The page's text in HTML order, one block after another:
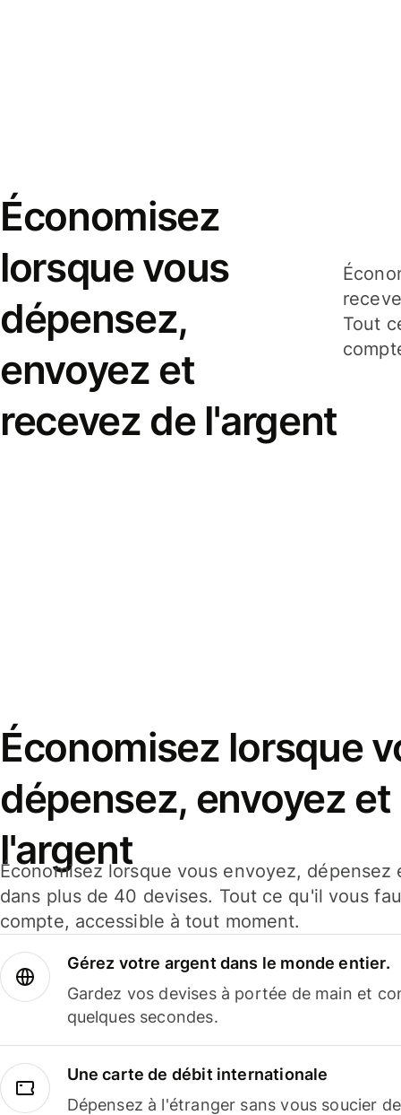
Économisez
lorsque vous
dépensez,
envoyez et
recevez de l'argent
Tout
Économisez lorsque
dépensez, envoyez
l'argent
Économisez lorsque vous envoyez,
dans plus de 40 devises. Tout ce qu'il vous
compte, accessible à tout moment.
Gérez votre argent dans le monde entier.
Gardez vos devises à portée de main et
quelques secondes.
Une carte de débit internationale
Dépensez à l'étranger sans vous soucier